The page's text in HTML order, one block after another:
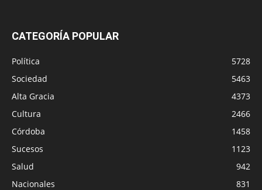
CATEGORÍA POPULAR
Política
5728
Sociedad
5463
Alta Gracia
4373
Cultura
2466
Córdoba
1458
Sucesos
1123
Salud
942
Nacionales
831